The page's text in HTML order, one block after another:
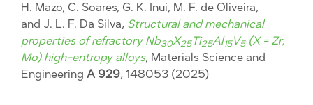
H. Mazo, C. Soares, G. K. Inui, M. F. de Oliveira,
and J. L. F. Da Silva, Structural and mechanical
properties of refractory Nb30X25Ti25Al15V5(X = Zr,
Mo) high-entropy alloys, Materials Science and
Engineering A 929, 148053 (2025)